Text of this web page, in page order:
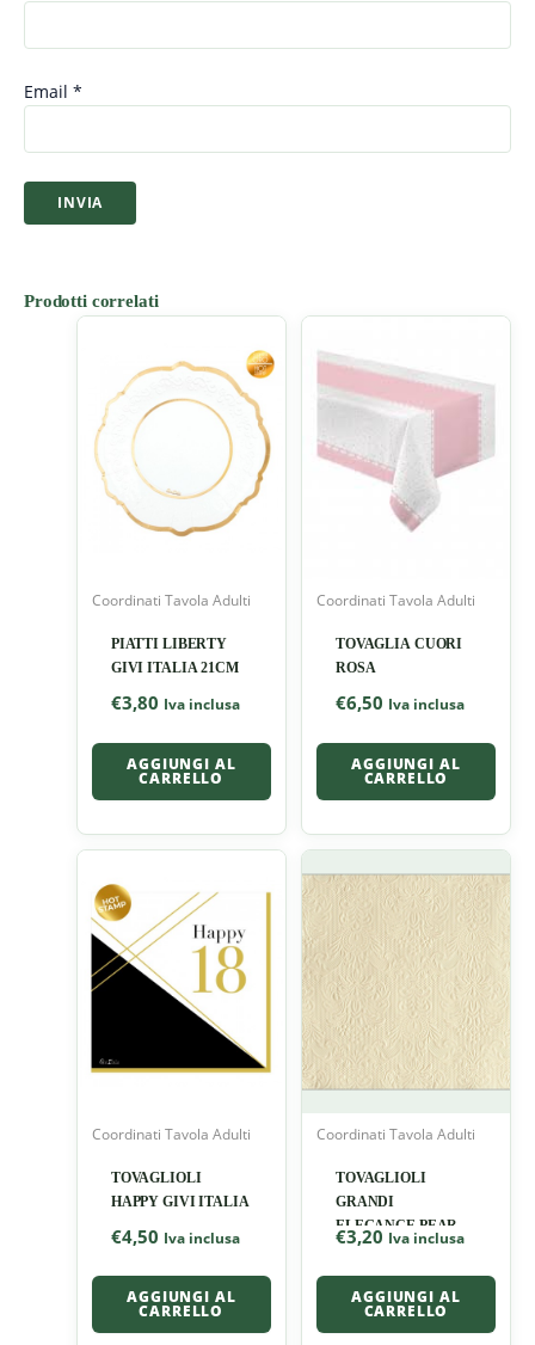
Email *
Prodotti correlati
Coordinati Tavola Adulti
PIATTI LIBERTY
GIVI ITALIA 21CM
€3,80 Iva inclusa
AGGIUNGI AL
CARRELLO
Coordinati Tavola Adulti
TOVAGLIA CUORI
ROSA
€6,50 Iva inclusa
AGGIUNGI AL
CARRELLO
Coordinati Tavola Adulti
TOVAGLIOLI
HAPPY GIVI ITALIA
€4,50 Iva inclusa
AGGIUNGI AL
CARRELLO
Coordinati Tavola Adulti
TOVAGLIOLI
GRANDI
ELEGANCE PEARL
CREAM
€3,20 Iva inclusa
AGGIUNGI AL
CARRELLO